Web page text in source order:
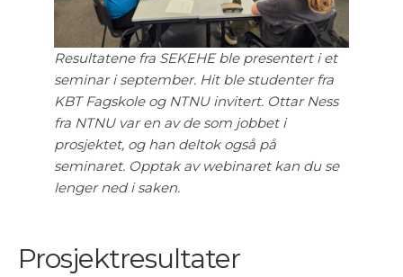
Resultatene fra SEKEHE ble presentert i et
seminar i september. Hit ble studenter fra
KBT Fagskole og NTNU invitert. Ottar Ness
fra NTNU var en av de som jobbet i
prosjektet, og han deltok også på
seminaret. Opptak av webinaret kan du se
lenger ned i saken.
Prosjektresultater